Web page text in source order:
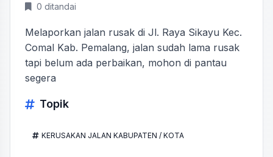
0 ditandai
Melaporkan jalan rusak di Jl. Raya Sikayu Kec.
Comal Kab. Pemalang, jalan sudah lama rusak
tapi belum ada perbaikan, mohon di pantau
segera
Topik
KERUSAKAN JALAN KABUPATEN / KOTA